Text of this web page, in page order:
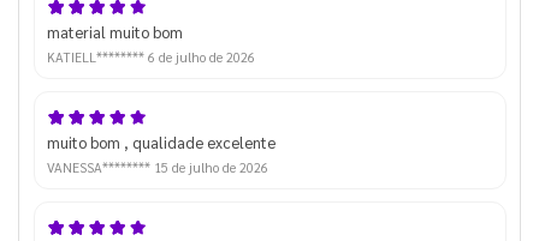
material muito bom
KATIELL******** 6 de julho de 2026
muito bom , qualidade excelente
VANESSA******** 15 de julho de 2026